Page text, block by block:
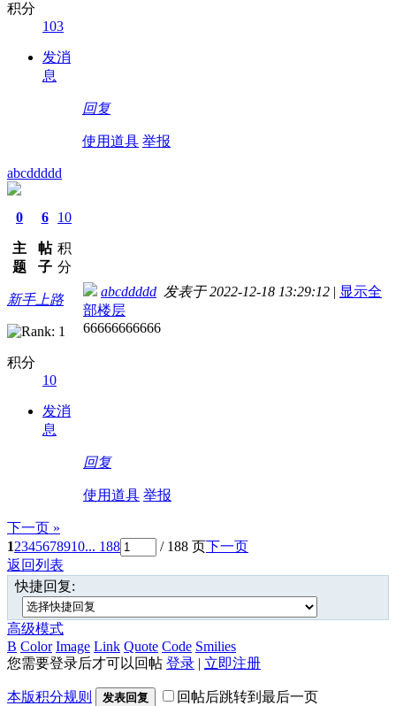
积分
103
发消
息
回复
使用道具 举报
abcddddd
0
主
题
6
帖
子
10
积
分
新手上路
积分
10
发消
息
abcddddd 发表于 2022-12-18 13:29:12 | 显示全
部楼层
66666666666
回复
使用道具 举报
下一页 »
12345678910... 188 / 188 页下一页
返回列表
快捷回复:
高级模式
B Color Image Link Quote Code Smilies
您需要登录后才可以回帖 登录 | 立即注册
本版积分规则 发表回复 回帖后跳转到最后一页